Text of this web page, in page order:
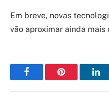
Em breve, novas
vão aproximar ainda
FacebookPinterest